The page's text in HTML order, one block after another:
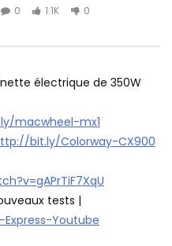
AVIS-EXPRESS
0 1.1K 0
électrique de 350W
macwheel-mx1
bit.ly/Colorway-CX900
tests |
Youtube